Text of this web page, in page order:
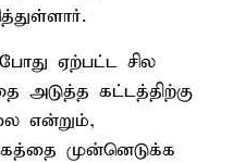
ஏற்பட்ட சில
அடுத்த கட்டத்திற்கு
என்றும்,
முன்னெடுக்க